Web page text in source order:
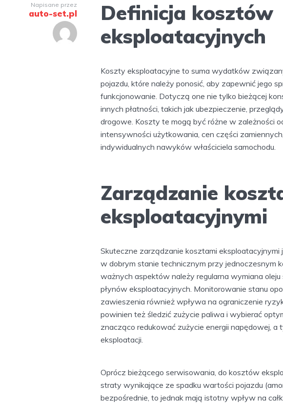
Napisane przez
auto-set.pl
Definicja kosztów
eksploatacyjnych
Koszty eksploatacyjne to suma wydatków
pojazdu, które należy ponosić, aby zapewnić jego
funkcjonowanie. Dotyczą one nie tylko bieżącej
innych płatności, takich jak ubezpieczenie,
drogowe. Koszty te mogą być różne w zależności
intensywności użytkowania, cen części
indywidualnych nawyków właściciela samochodu.
Zarządzanie
eksploatacyjnymi
Skuteczne zarządzanie kosztami
w dobrym stanie technicznym przy jednoczesnym
ważnych aspektów należy regularna wymiana
płynów eksploatacyjnych. Monitorowanie stanu
zawieszenia również wpływa na ograniczenie
powinien też śledzić zużycie paliwa i wybierać
znacząco redukować zużycie energii napędowej, a
eksploatacji.
Oprócz bieżącego serwisowania, do kosztów
straty wynikające ze spadku wartości pojazdu
bezpośrednie, to jednak mają istotny wpływ na